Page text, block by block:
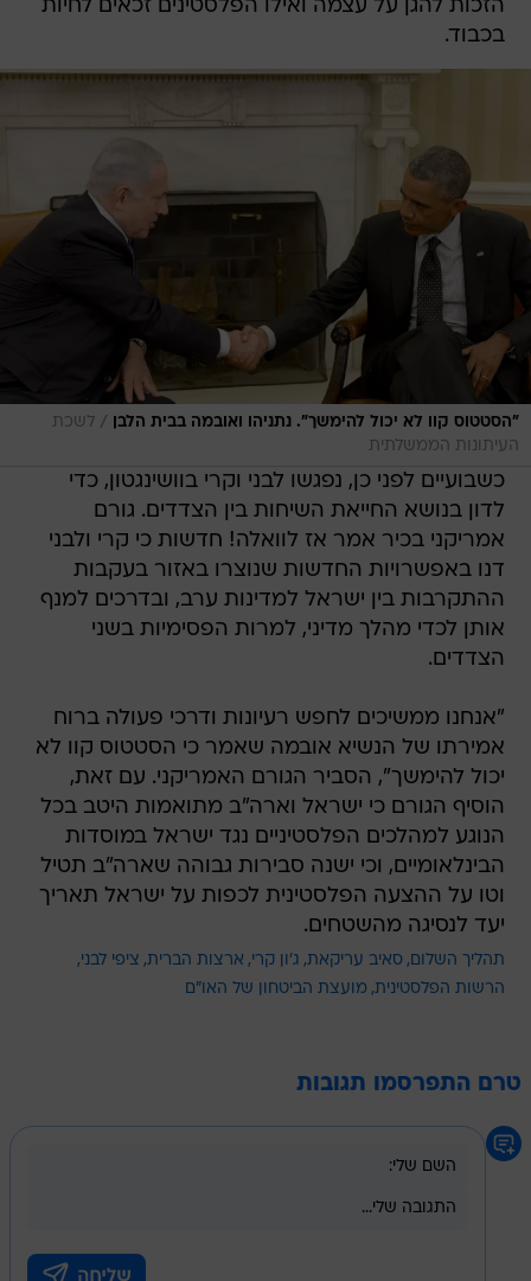
הזכות להגן על עצמה ואילו הפלסטינים זכאים לחיות
בכבוד.
"הסטטוס קוו לא יכול להימשך". נתניהו ואובמה בבית הלבן / לשכת
העיתונות הממשלתית
כשבועיים לפני כן, נפגשו לבני וקרי בוושינגטון, כדי
לדון בנושא החייאת השיחות בין הצדדים. גורם
אמריקני בכיר אמר אז לוואלה! חדשות כי קרי ולבני
דנו באפשרויות החדשות שנוצרו באזור בעקבות
ההתקרבות בין ישראל למדינות ערב, ובדרכים למנף
אותן לכדי מהלך מדיני, למרות הפסימיות בשני
הצדדים.
"אנחנו ממשיכים לחפש רעיונות ודרכי פעולה ברוח
אמירתו של הנשיא אובמה שאמר כי הסטטוס קוו לא
יכול להימשך", הסביר הגורם האמריקני. עם זאת,
הוסיף הגורם כי ישראל וארה"ב מתואמות היטב בכל
הנוגע למהלכים הפלסטיניים נגד ישראל במוסדות
הבינלאומיים, וכי ישנה סבירות גבוהה שארה"ב תטיל
וטו על ההצעה הפלסטינית לכפות על ישראל תאריך
יעד לנסיגה מהשטחים.
תהליך השלום סאיב עריקאת ג'ון קרי ארצות הברית ציפי לבני
הרשות הפלסטינית מועצת הביטחון של האו"ם
טרם התפרסמו תגובות